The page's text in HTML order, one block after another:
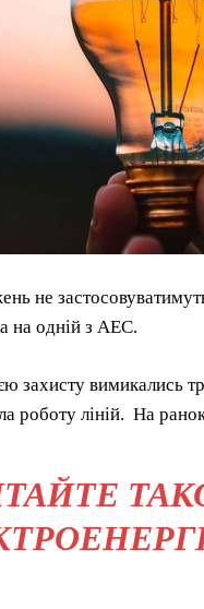
не
на одній з АЕС.
захисту вимикались
роботу ліній. На